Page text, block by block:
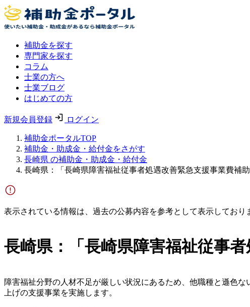
補助金を探す
専門家を探す
コラム
士業の方へ
士業ブログ
はじめての方
新規会員登録 ログイン
補助金ポータルTOP
補助金・助成金・給付金をさがす
長崎県 の補助金・助成金・給付金
長崎県：「長崎県障害福祉従事者処遇改善緊急支援事業費補
表示されている情報は、過去の公募内容を参考として表示しており
長崎県：「長崎県障害福祉従事
障害福祉分野の人材不足が厳しい状況にあるため、他職種と遜色
上げの支援事業を実施します。